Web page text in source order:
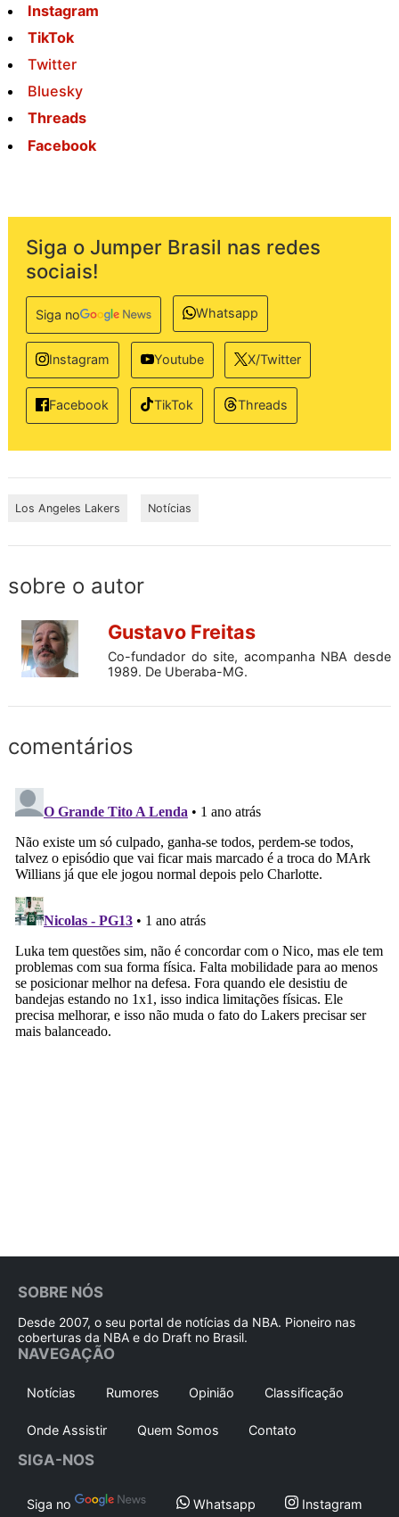
Instagram
TikTok
Twitter
Bluesky
Threads
Facebook
Siga o Jumper Brasil nas redes
sociais!
Siga no Whatsapp
Instagram Youtube X/Twitter
Facebook TikTok Threads
Los Angeles Lakers Notícias
sobre o autor
Gustavo Freitas
Co-fundador do site, acompanha NBA desde
1989. De Uberaba-MG.
comentários
SOBRE NÓS
Desde 2007, o seu portal de notícias da NBA. Pioneiro nas
coberturas da NBA e do Draft no Brasil.
NAVEGAÇÃO
Notícias Rumores Opinião Classificação
Onde Assistir Quem Somos Contato
SIGA-NOS
Siga no Whatsapp Instagram